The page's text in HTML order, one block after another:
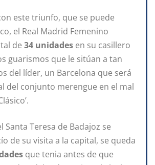
este triunfo, que se puede
el Real Madrid Femenino
de 34 unidades en su casillero
guarismos que le sitúan a tan
del líder, un Barcelona que será
del conjunto merengue en el mal
Santa Teresa de Badajoz se
de su visita a la capital, se queda
que tenia antes de que